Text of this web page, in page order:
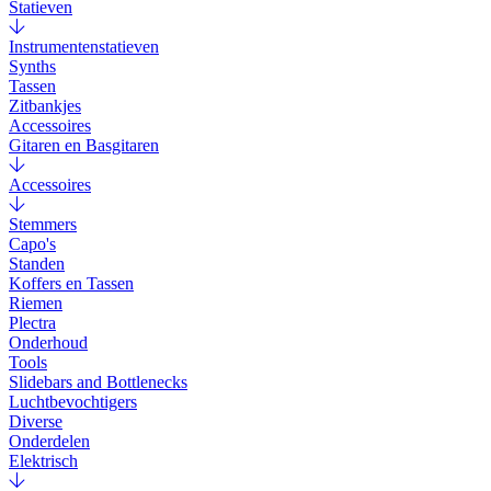
Statieven
Instrumentenstatieven
Synths
Tassen
Zitbankjes
Accessoires
Gitaren en Basgitaren
Accessoires
Stemmers
Capo's
Standen
Koffers en Tassen
Riemen
Plectra
Onderhoud
Tools
Slidebars and Bottlenecks
Luchtbevochtigers
Diverse
Onderdelen
Elektrisch